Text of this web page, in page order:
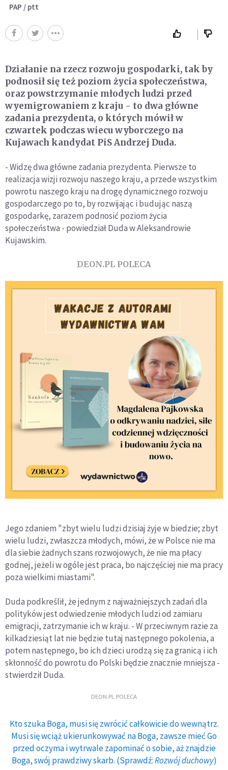
PAP / ptt
Działanie na rzecz rozwoju gospodarki, tak by
podnosił się też poziom życia społeczeństwa,
oraz powstrzymanie młodych ludzi przed
wyemigrowaniem z kraju - to dwa główne
zadania prezydenta, o których mówił w
czwartek podczas wiecu wyborczego na
Kujawach kandydat PiS Andrzej Duda.
- Widzę dwa główne zadania prezydenta. Pierwsze to
realizacja wizji rozwoju naszego kraju, a przede wszystkim
powrotu naszego kraju na drogę dynamicznego rozwoju
gospodarczego po to, by rozwijając i budując naszą
gospodarkę, zarazem podnosić poziom życia
społeczeństwa - powiedział Duda w Aleksandrowie
Kujawskim.
DEON.PL POLECA
Jego zdaniem "zbyt wielu ludzi dzisiaj żyje w biedzie; zbyt
wielu ludzi, zwłaszcza młodych, mówi, że w Polsce nie ma
dla siebie żadnych szans rozwojowych, że nie ma płacy
godnej, jeżeli w ogóle jest praca, bo najczęściej nie ma pracy
poza wielkimi miastami".
Duda podkreślił, że jednym z najważniejszych zadań dla
polityków jest odwiedzenie młodych ludzi od zamiaru
emigracji, zatrzymanie ich w kraju. - W przeciwnym razie za
kilkadziesiąt lat nie będzie tutaj następnego pokolenia, a
potem następnego, bo ich dzieci urodzą się za granicą i ich
skłonność do powrotu do Polski będzie znacznie mniejsza -
stwierdził Duda.
DEON.PL POLECA
Kto szuka Boga, musi się zwrócić całkowicie do wewnątrz.
Musi się wciąż ukierunkowywać na Boga, zawsze mieć Go
przed oczyma i wytrwale zapominać o sobie, aż znajdzie
Boga, swój prawdziwy skarb. (Sprawdź:Rozwój duchowy)